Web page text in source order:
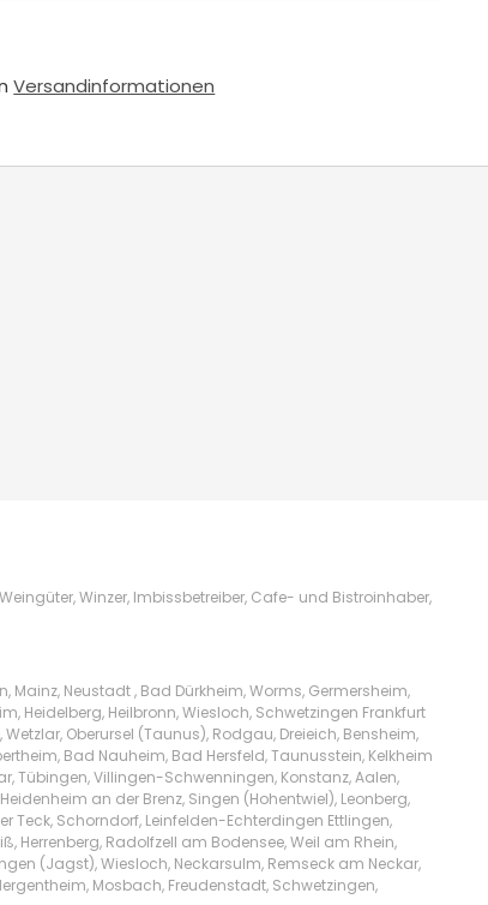
Versandinformationen
Winzer, Imbissbetreiber, Cafe- und Bistroinhaber,
Neustadt , Bad Dürkheim, Worms, Germersheim,
Heidelberg, Heilbronn, Wiesloch, Schwetzingen Frankfurt
Oberursel (Taunus), Rodgau, Dreieich, Bensheim,
Bad Nauheim, Bad Hersfeld, Taunusstein, Kelkheim
Tübingen, Villingen-Schwenningen, Konstanz, Aalen,
an der Brenz, Singen (Hohentwiel), Leonberg,
Teck, Schorndorf, Leinfelden-Echterdingen Ettlingen,
Herrenberg, Radolfzell am Bodensee, Weil am Rhein,
(Jagst), Wiesloch, Neckarsulm, Remseck am Neckar,
Mosbach, Freudenstadt, Schwetzingen,